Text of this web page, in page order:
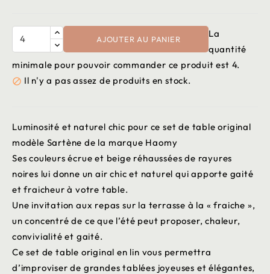
AJOUTER AU PANIER
La
quantité
minimale pour pouvoir commander ce produit est 4.
 Il n'y a pas assez de produits en stock.
Luminosité et naturel chic pour ce set de table original
modèle Sartène de la marque Haomy
Ses couleurs écrue et beige réhaussées de rayures
noires lui donne un air chic et naturel qui apporte gaité
et fraicheur à votre table.
Une invitation aux repas sur la terrasse à la « fraiche »,
un concentré de ce que l’été peut proposer, chaleur,
convivialité et gaité.
Ce set de table original en lin vous permettra
d’improviser de grandes tablées joyeuses et élégantes,